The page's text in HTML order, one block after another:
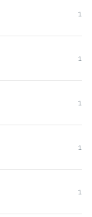
1
1
1
1
1